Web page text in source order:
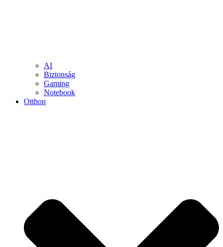
AI
Biztonság
Gaming
Notebook
Otthon